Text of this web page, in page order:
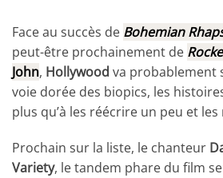
Face au succès de Bohemian
peut-être prochainement de
John, Hollywood va probablement
voie dorée des biopics, les
plus qu’à les réécrire un peu et
Prochain sur la liste, le chanteur
Variety, le tandem phare du film